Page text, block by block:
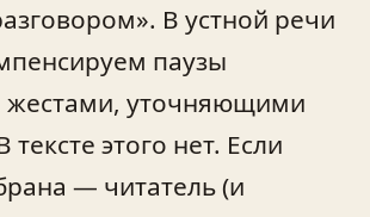
В устной речи
паузы
жестами, уточняющими
этого нет. Если
— читатель (и